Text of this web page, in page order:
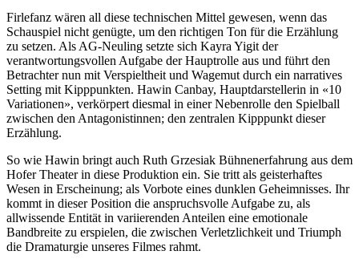
Firlefanz wären all diese technischen Mittel gewesen, wenn das
Schauspiel nicht genügte, um den richtigen Ton für die Erzählung
zu setzen. Als AG-Neuling setzte sich Kayra Yigit der
verantwortungsvollen Aufgabe der Hauptrolle aus und führt den
Betrachter nun mit Verspieltheit und Wagemut durch ein narratives
Setting mit Kipppunkten. Hawin Canbay, Hauptdarstellerin in «10
Variationen», verkörpert diesmal in einer Nebenrolle den Spielball
zwischen den Antagonistinnen; den zentralen Kipppunkt dieser
Erzählung.
So wie Hawin bringt auch Ruth Grzesiak Bühnenerfahrung aus dem
Hofer Theater in diese Produktion ein. Sie tritt als geisterhaftes
Wesen in Erscheinung; als Vorbote eines dunklen Geheimnisses. Ihr
kommt in dieser Position die anspruchsvolle Aufgabe zu, als
allwissende Entität in variierenden Anteilen eine emotionale
Bandbreite zu erspielen, die zwischen Verletzlichkeit und Triumph
die Dramaturgie unseres Filmes rahmt.